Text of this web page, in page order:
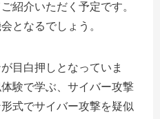
紹介いただく予定です。
となるでしょう。
目白押しとなっていま
験で学ぶ、サイバー攻撃
式でサイバー攻撃を疑似